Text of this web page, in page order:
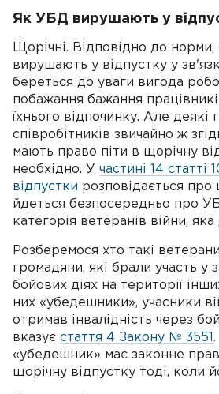
Як УБД вирушають у
Щорічні. Відповідно до норми,
вирушають у відпустку у
береться до уваги вигода
побажання бажання
їхнього відпочинку. Але деякі
співробітників звичайно ж
мають право піти в щорічну
необхідно. У частині 14 статті
відпустки розповідається про
йдеться безпосередньо про
категорія ветеранів війни,
Розберемося хто такі
громадяни, які брали участь у
бойових діях на території
них «убедешники», учасники
отримав інвалідність через
вказує стаття 4 Закону № 3551
«убедешник» має законне
щорічну відпустку тоді, коли